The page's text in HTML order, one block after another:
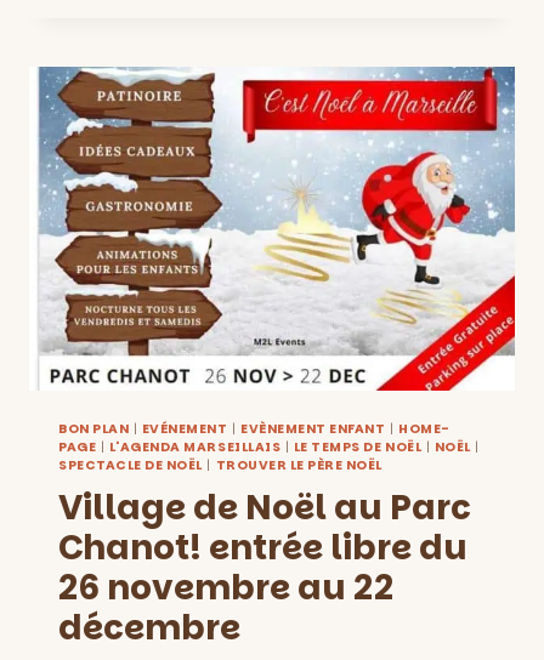
POUR
LES
4
–
ANS
DIMANCHE
15
DÉCEMBRE
AU
MUCEM
BON PLAN | EVÉNEMENT | EVÈNEMENT ENFANT | HOME-
PAGE | L'AGENDA MARSEILLAIS | LE TEMPS DE NOËL| NOËL|
SPECTACLE DE NOËL| TROUVER LE PÈRE NOËL
Village de Noël au Parc
Chanot! entrée libre du
26 novembre au 22
décembre